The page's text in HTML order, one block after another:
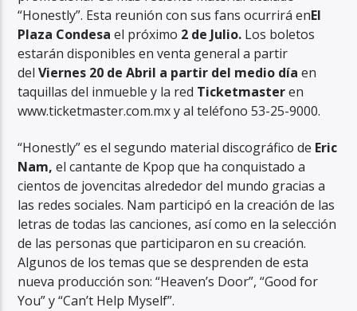
RadioAlternativo Live
“Honestly”. Esta reunión con sus fans ocurrirá enEl
Plaza Condesa el próximo 2 de Julio. Los boletos
estarán disponibles en venta general a partir
delViernes 20 de Abril a partir del medio día en
taquillas del inmueble y la red Ticketmasteren
www.ticketmaster.com.mx y al teléfono 53-25-9000.
“Honestly” es el segundo material discográfico de Eric
Nam,el cantante de Kpop que ha conquistado a
cientos de jovencitas alrededor del mundo gracias a
las redes sociales. Nam participó en la creación de las
letras de todas las canciones, así como en la selección
de las personas que participaron en su creación.
Algunos de los temas que se desprenden de esta
nueva producción son: “Heaven’s Door”, “Good for
You” y “Can’t Help Myself”.